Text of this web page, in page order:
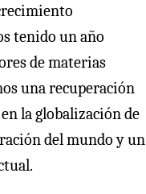
tenido un año
de materias
una recuperación
la globalización de
del mundo y un